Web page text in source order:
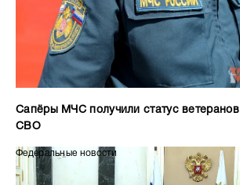
Сапёры МЧС получили статус ветеранов
СВО
Федеральные новости